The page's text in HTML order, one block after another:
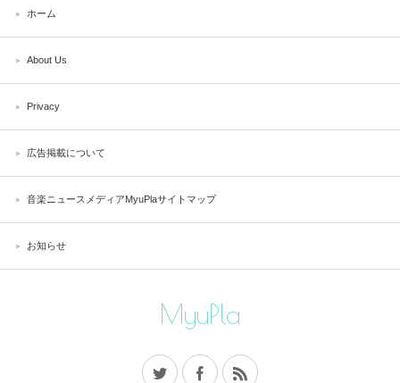
ホーム
About Us
Privacy
広告掲載について
音楽ニュースメディアMyuPlaサイトマップ
お知らせ
MyuPla